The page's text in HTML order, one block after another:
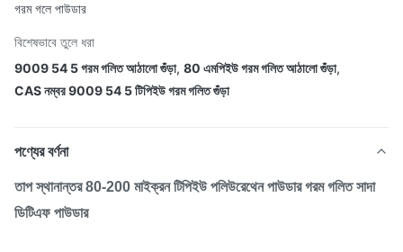
গরম গলে পাউডার
বিশেষভাবে তুলে ধরা
9009 54 5 গরম গলিত আঠালো গুঁড়া, 80 এমপিইউ গরম গলিত আঠালো গুঁড়া,
CAS নম্বর 9009 54 5 টিপিইউ গরম গলিত গুঁড়া
পণ্যের বর্ণনা
তাপ স্থানান্তর 80-200 মাইক্রন টিপিইউ পলিউরেথেন পাউডার গরম গলিত সাদা
ডিটিএফ পাউডার